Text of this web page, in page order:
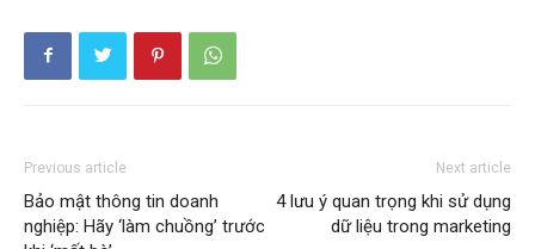
Previous article
Bảo mật thông tin doanh
nghiệp: Hãy ‘làm chuồng’ trước
Next article
4 lưu ý quan trọng khi sử dụng
dữ liệu trong marketing